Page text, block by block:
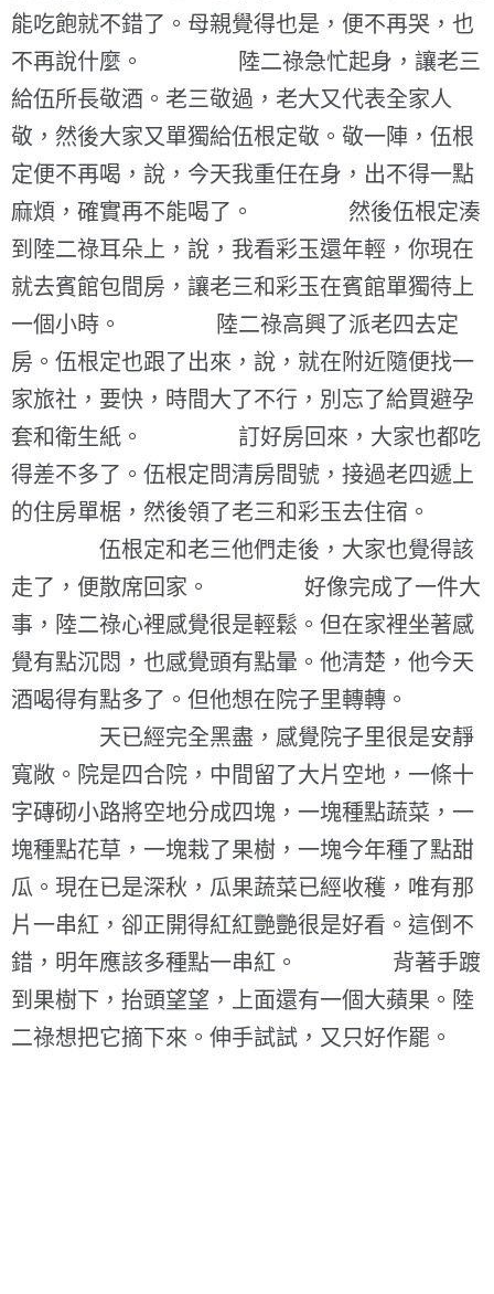
能吃飽就不錯了。母親覺得也是，便不再哭，也
不再說什麼。 陸二祿急忙起身，讓老三
給伍所長敬酒。老三敬過，老大又代表全家人
敬，然後大家又單獨給伍根定敬。敬一陣，伍根
定便不再喝，說，今天我重任在身，出不得一點
麻煩，確實再不能喝了。 然後伍根定湊
到陸二祿耳朵上，說，我看彩玉還年輕，你現在
就去賓館包間房，讓老三和彩玉在賓館單獨待上
一個小時。 陸二祿高興了派老四去定
房。伍根定也跟了出來，說，就在附近隨便找一
家旅社，要快，時間大了不行，別忘了給買避孕
套和衛生紙。 訂好房回來，大家也都吃
得差不多了。伍根定問清房間號，接過老四遞上
的住房單椐，然後領了老三和彩玉去住宿。
伍根定和老三他們走後，大家也覺得該
走了，便散席回家。 好像完成了一件大
事，陸二祿心裡感覺很是輕鬆。但在家裡坐著感
覺有點沉悶，也感覺頭有點暈。他清楚，他今天
酒喝得有點多了。但他想在院子里轉轉。
天已經完全黑盡，感覺院子里很是安靜
寬敞。院是四合院，中間留了大片空地，一條十
字磚砌小路將空地分成四塊，一塊種點蔬菜，一
塊種點花草，一塊栽了果樹，一塊今年種了點甜
瓜。現在已是深秋，瓜果蔬菜已經收穫，唯有那
片一串紅，卻正開得紅紅艷艷很是好看。這倒不
錯，明年應該多種點一串紅。 背著手踱
到果樹下，抬頭望望，上面還有一個大蘋果。陸
二祿想把它摘下來。伸手試試，又只好作罷。